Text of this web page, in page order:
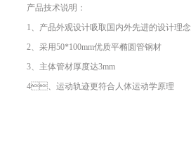
产品技术说明：
1、产品外观设计吸取国内外先进的设计理念
2、采用50*100mm优质平椭圆管钢材
3、主体管材厚度达3mm
4、运动轨迹更符合人体运动学原理